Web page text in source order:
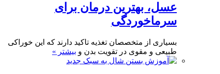
عسل، بهترین درمان برای
سرماخوردگی
بسیاری از متخصصان تغذیه تاکید دارند که این خوراکی
طبیعی و مقوی در تقویت بدن و بیشتر »